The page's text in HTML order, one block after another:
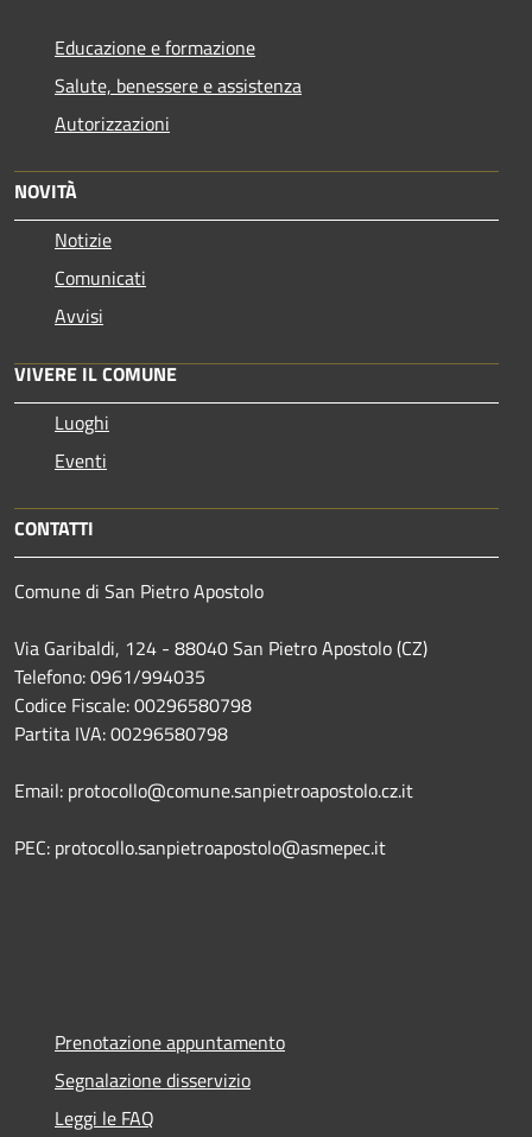
Educazione e formazione
Salute, benessere e assistenza
Autorizzazioni
NOVITÀ
Notizie
Comunicati
Avvisi
VIVERE IL COMUNE
Luoghi
Eventi
CONTATTI
Comune di San Pietro Apostolo
Via Garibaldi, 124 - 88040 San Pietro Apostolo (CZ)
Telefono: 0961/994035
Codice Fiscale: 00296580798
Partita IVA: 00296580798
Email: protocollo@comune.sanpietroapostolo.cz.it
PEC: protocollo.sanpietroapostolo@asmepec.it
Prenotazione appuntamento
Segnalazione disservizio
Leggi le FAQ